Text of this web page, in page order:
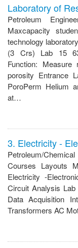
Laboratory of
Petroleum
Maxcapacity
technology
(3 Crs) Lab 15
Function:
porosity Entrance
PoroPerm Helium
at…
3. Electricity -
Petroleum/
Courses Layouts
Electricity -
Circuit Analysis
Data Acquisition
Transformers AC